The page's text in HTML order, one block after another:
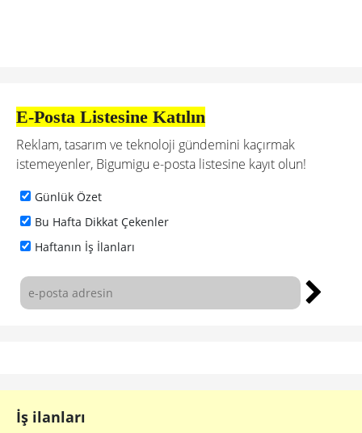
E-Posta Listesine Katılın
Reklam, tasarım ve teknoloji gündemini kaçırmak
istemeyenler, Bigumigu e-posta listesine kayıt olun!
Günlük Özet
Bu Hafta Dikkat Çekenler
Haftanın İş İlanları
İş ilanları